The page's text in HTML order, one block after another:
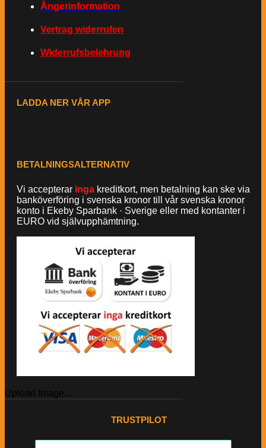
Ångerinformation
Vertrag widerrufen
Widerrufsbelehrung
LADDA NER VÅR APP
BETALNINGSALTERNATIV
Vi accepterar inga kreditkort, men betalning kan ske via
banköverföring i svenska kronor till vår svenska kronor
konto i Ekeby Sparbank · Sverige eller med kontanter i
EURO vid självupphämtning.
Upload Image...
TRUSTPILOT